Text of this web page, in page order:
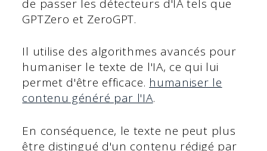
de passer les détecteurs d'IA tels que
GPTZero et ZeroGPT.
Il utilise des algorithmes avancés pour
humaniser le texte de l'IA, ce qui lui
permet d'être efficace. humaniser le
contenu généré par l'IA.
En conséquence, le texte ne peut plus
être distingué d'un contenu rédigé par